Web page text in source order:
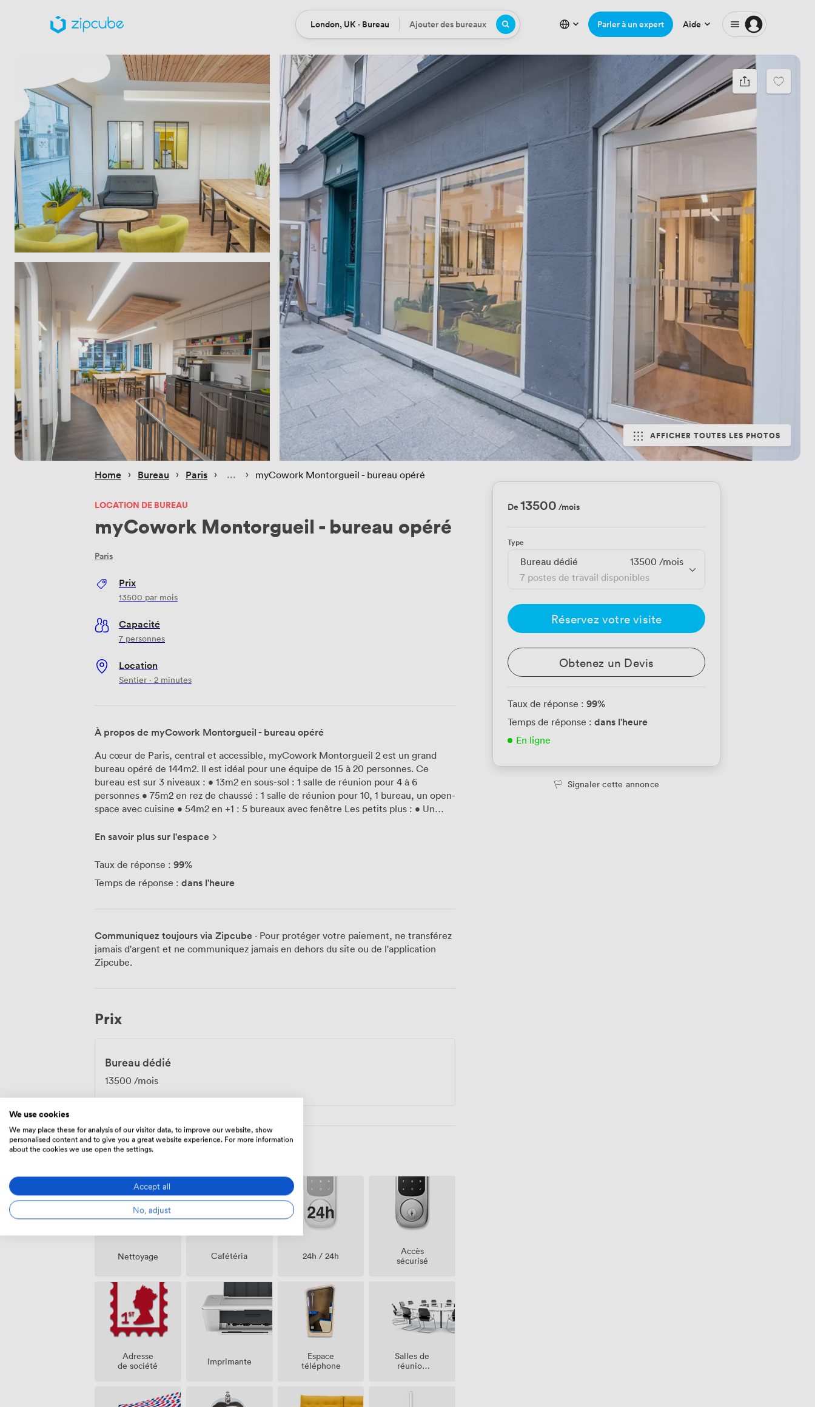
Location
London, UK · Bureau Bureaux
Ajouter des bureaux Parler à un expert Aide
AFFICHER TOUTES LES PHOTOS
Home › Bureau › Paris › › myCowork Montorgueil - bureau opéré
LOCATION DE BUREAU
myCowork Montorgueil - bureau opéré
Paris
Prix
13500 par mois
Capacité
7 personnes
Location
Sentier · 2 minutes
À propos de myCowork Montorgueil - bureau opéré
Au cœur de Paris, central et accessible, myCowork Montorgueil 2 est un grand
bureau opéré de 144m2. Il est idéal pour une équipe de 15 à 20 personnes. Ce
bureau est sur 3 niveaux : • 13m2 en sous-sol : 1 salle de réunion pour 4 à 6
personnes • 75m2 en rez de chaussé : 1 salle de réunion pour 10, 1 bureau, un open-
space avec cuisine • 54m2 en +1 : 5 bureaux avec fenêtre Les petits plus : • Un
commerces… Où il fait bon vivre. • Notre espace de coworking voisin (même
En savoir plus sur l'espace
Taux de réponse : 99%
Temps de réponse : dans l'heure
Communiquez toujours via Zipcube · Pour protéger votre paiement, ne transférez
jamais d'argent et ne communiquez jamais en dehors du site ou de l'application
Zipcube.
Prix
Bureau dédié
13500 /mois
Équipements
Nettoyage Cafétéria 24h / 24h
Accès
sécurisé
Adresse
de société
Imprimante
Espace
téléphone
Salles de
réunion
De13500 /mois
Type
Bureau dédié 13500 /mois
7 postes de travail disponibles
Réservez votre visite
Obtenez un Devis
Taux de réponse : 99%
Temps de réponse : dans l'heure
En ligne
Signaler cette annonce
We use cookies
We may place these for analysis of our visitor data, to improve our website, show
personalised content and to give you a great website experience. For more information
about the cookies we use open the settings.
Accept all
No, adjust